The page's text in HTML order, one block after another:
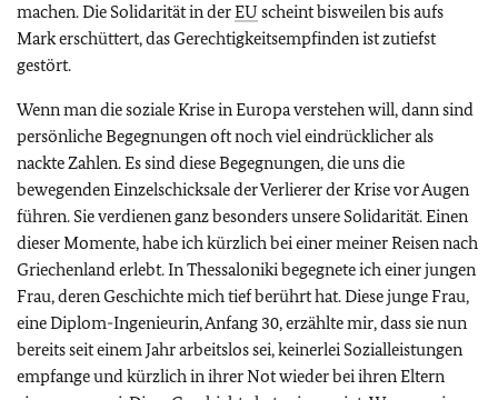
machen. Die Solidarität in derEU scheint bisweilen bis aufs
Mark erschüttert, das Gerechtigkeitsempfinden ist zutiefst
gestört.
Wenn man die soziale Krise in Europa verstehen will, dann sind
persönliche Begegnungen oft noch viel eindrücklicher als
nackte Zahlen. Es sind diese Begegnungen, die uns die
bewegenden Einzelschicksale der Verlierer der Krise vor Augen
führen. Sie verdienen ganz besonders unsere Solidarität. Einen
dieser Momente, habe ich kürzlich bei einer meiner Reisen nach
Griechenland erlebt. In Thessaloniki begegnete ich einer jungen
Frau, deren Geschichte mich tief berührt hat. Diese junge Frau,
eine Diplom-Ingenieurin, Anfang 30, erzählte mir, dass sie nun
bereits seit einem Jahr arbeitslos sei, keinerlei Sozialleistungen
empfange und kürzlich in ihrer Not wieder bei ihren Eltern